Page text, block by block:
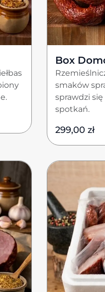
Box
smaków
sprawdzi
spotkań.
299,00zł